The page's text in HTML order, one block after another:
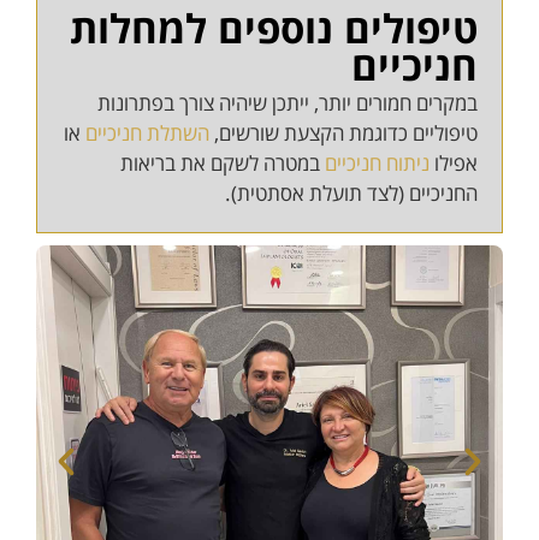
טיפולים נוספים למחלות
חניכיים
במקרים חמורים יותר, ייתכן שיהיה צורך בפתרונות
טיפוליים כדוגמת הקצעת שורשים, השתלת חניכיים או
אפילו ניתוח חניכיים במטרה לשקם את בריאות
החניכיים (לצד תועלת אסתטית).